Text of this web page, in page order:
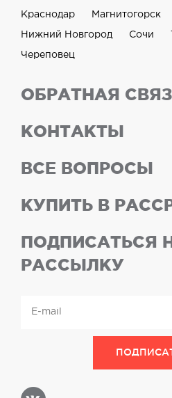
Краснодар Магнитогорск
Нижний Новгород Сочи
Череповец
ОБРАТНАЯ
КОНТАКТЫ
ВСЕ ВОПРОСЫ
КУПИТЬ В
ПОДПИСАТЬСЯ
РАССЫЛКУ